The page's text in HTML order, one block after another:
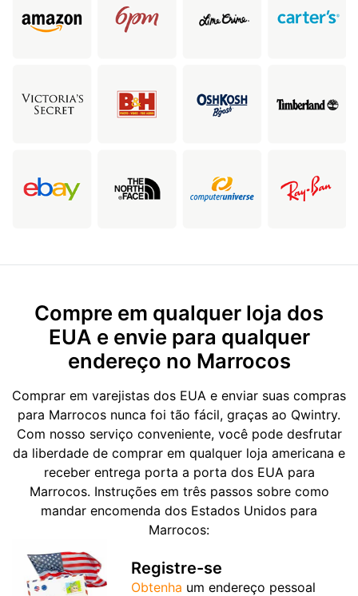
Compre em qualquer loja dos
EUA e envie para qualquer
endereço no Marrocos
Comprar em varejistas dos EUA e enviar suas compras
para Marrocos nunca foi tão fácil, graças ao Qwintry.
Com nosso serviço conveniente, você pode desfrutar
da liberdade de comprar em qualquer loja americana e
receber entrega porta a porta dos EUA para
Marrocos. Instruções em três passos sobre como
mandar encomenda dos Estados Unidos para
Marrocos:
Registre-se
Obtenha um endereço pessoal